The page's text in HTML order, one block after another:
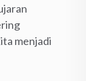
menjadi